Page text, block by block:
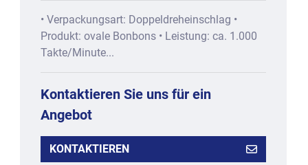
• Verpackungsart: Doppeldreheinschlag •
Produkt: ovale Bonbons • Leistung: ca. 1.000
Takte/Minute...
Kontaktieren Sie uns für ein
Angebot
KONTAKTIEREN